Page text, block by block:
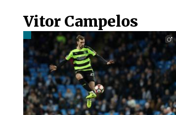
Vitor Campelos